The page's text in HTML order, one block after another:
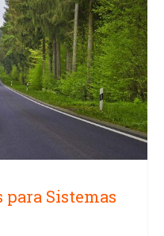
para
Gestión
para Sistemas